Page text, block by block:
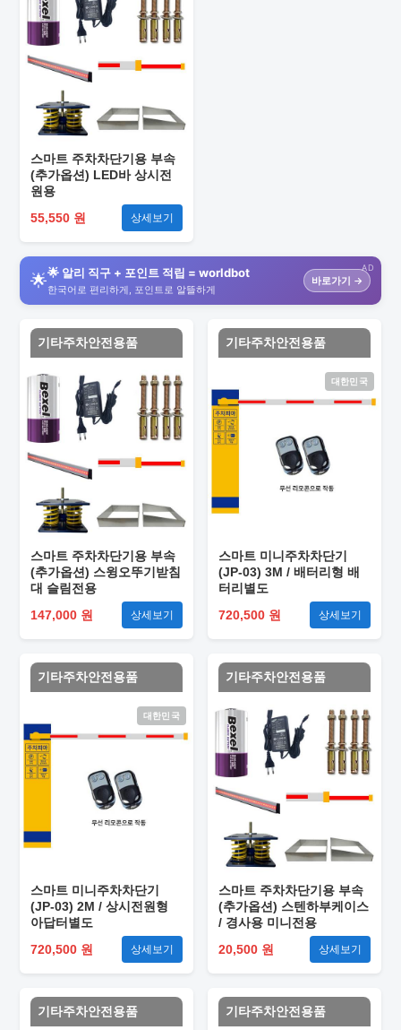
스마트 주차차단기용 부속
(추가옵션) LED바 상시전
원용
55,550 원
상세보기
AD
🌟🌟 알리 직구 + 포인트 적립 = worldbot
한국어로 편리하게, 포인트로 알뜰하게
바로가기 →
기타주차안전용품
스마트 주차차단기용 부속
(추가옵션) 스윙오뚜기받침
대 슬림전용
147,000 원
상세보기
기타주차안전용품
대한민국
스마트 미니주차차단기
(JP-03) 3M / 배터리형 배
터리별도
720,500 원
상세보기
기타주차안전용품
대한민국
스마트 미니주차차단기
(JP-03) 2M / 상시전원형
아답터별도
720,500 원
상세보기
기타주차안전용품
스마트 주차차단기용 부속
(추가옵션) 스텐하부케이스
/ 경사용 미니전용
20,500 원
상세보기
기타주차안전용품 기타주차안전용품